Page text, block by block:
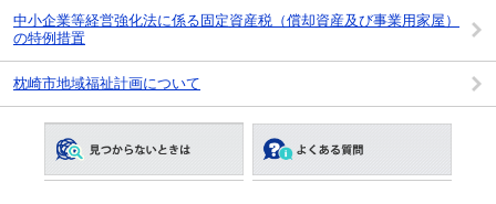
中小企業等経営強化法に係る固定資産税（償却資産及び事業用家屋）
の特例措置
枕崎市地域福祉計画について